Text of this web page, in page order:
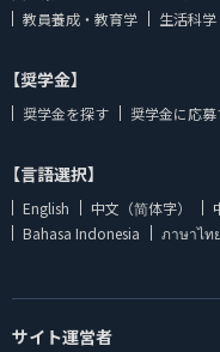
教員養成・教育学
生活科学
【奨学金】
奨学金を探す 奨学金に応募
【言語選択】
English 中文（简体字）
Bahasa Indonesia
ภาษาไทย
サイト運営者